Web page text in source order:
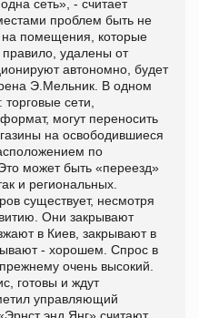
сеть», - считает
проблем быть не
на помещения, которые
удалены от
автономно, будет
Э.Мельник. В одном
сети,
могут переносить
на освободившиеся
по
может быть «переезд»
и региональных.
существует, несмотря
Они закрывают
в Киев, закрывают в
- хорошем. Спрос в
очень высокий.
готовы и ждут
управляющий
энд Янг» считают,